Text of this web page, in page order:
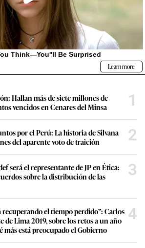
Hallan más de siete millones de
vencidos en Cenares del Minsa
1
por el Perú: La historia de Silvana
del aparente voto de traición
2
será el representante de JP en Ética:
sobre la distribución de las
3
recuperando el tiempo perdido”: Carlos
de Lima 2019, sobre los retos a un año
más está preocupado el Gobierno
4